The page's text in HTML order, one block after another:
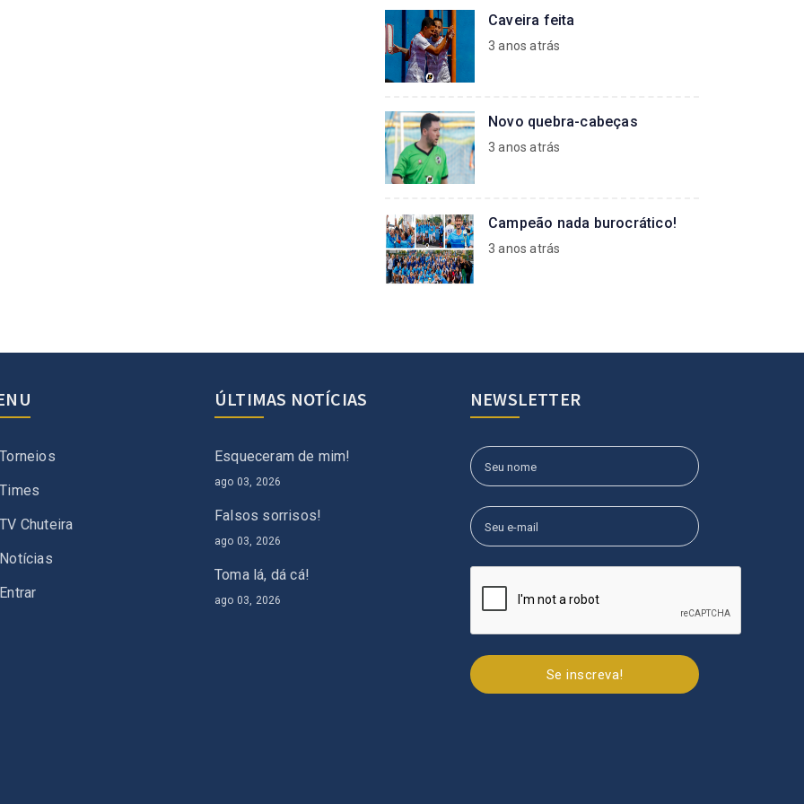
Caveira feita
3 anos atrás
Novo quebra-cabeças
3 anos atrás
Campeão nada burocrático!
3 anos atrás
Torneios
Times
TV Chuteira
Notícias
Entrar
ÚLTIMAS NOTÍCIAS
Esqueceram de mim!
ago 03, 2026
Falsos sorrisos!
ago 03, 2026
Toma lá, dá cá!
ago 03, 2026
NEWSLETTER
Se inscreva!